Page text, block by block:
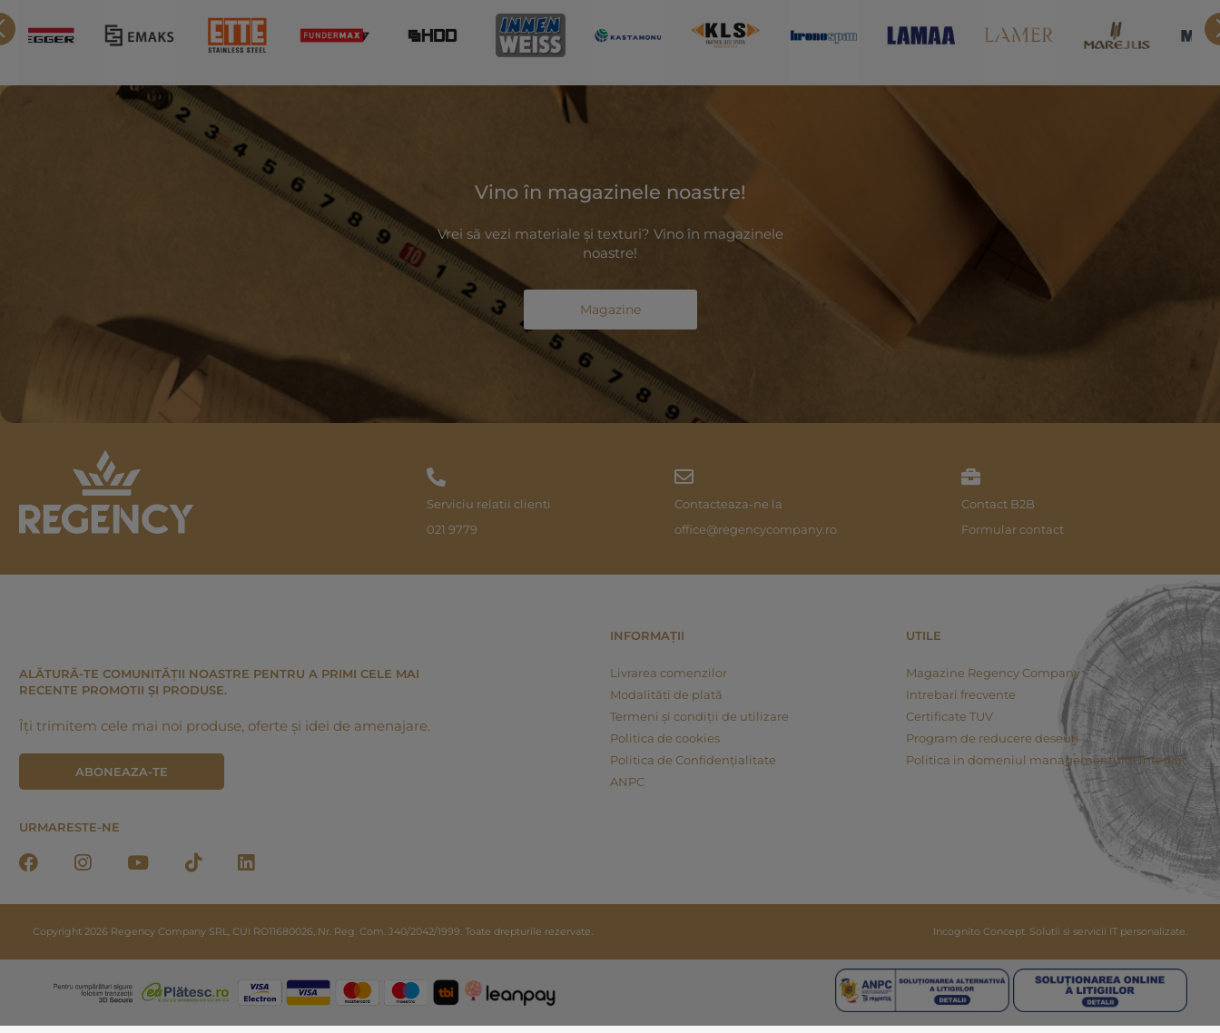
Vino în magazinele noastre!
Vrei să vezi materiale și texturi? Vino în magazinele
noastre!
Magazine
Serviciu relatii clienti
021 9779
Contacteaza-ne la
office@regencycompany.ro
Contact B2B
Formular contact
ALĂTURĂ-TE COMUNITĂȚII NOASTRE PENTRU A PRIMI CELE MAI
RECENTE PROMOTII ȘI PRODUSE.
Îți trimitem cele mai noi produse, oferte și idei de amenajare.
ABONEAZA-TE
URMARESTE-NE
INFORMAȚII
Livrarea comenzilor
Modalități de plată
Termeni și condiții de utilizare
Politica de cookies
Politica de Confidențialitate
ANPC
UTILE
Magazine Regency Company
Intrebari frecvente
Certificate TUV
Program de reducere deseuri
Politica in domeniul managementului integrat
Copyright 2026 Regency Company SRL, CUI RO11680026, Nr. Reg. Com. J40/2042/1999. Toate drepturile rezervate. Incognito Concept. Solutii si servicii IT personalizate.